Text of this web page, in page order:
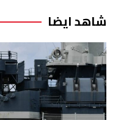
شاهد ايضا